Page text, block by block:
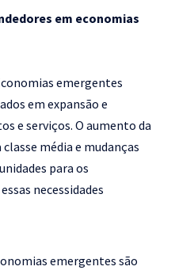
em economias
emergentes
em expansão e
e serviços. O aumento da
média e mudanças
para os
necessidades
emergentes são